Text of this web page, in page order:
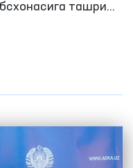
ташриф
ва озиқ-овқат